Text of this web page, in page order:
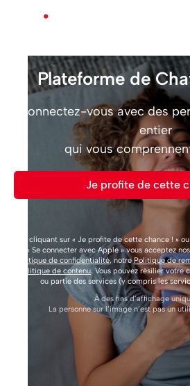
Plateforme de
Connectez-vous avec des
entier
qui vous
Je profite de cette
En cliquant sur « Je profite de cette chance ! »
ou « Se connecter avec Apple » vous acceptez nos
Politique de confidentialité, notrePolitique de
Politique de contenu. Vous pouvez résilier votre
ou partie des services (y compris les
À des fins d’affichage
La personne sur l’image n’est pas un